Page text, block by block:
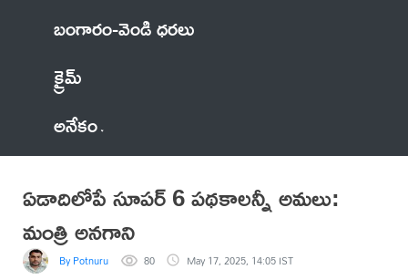
బంగారం-వెండి ధరలు
క్రైమ్
అనేకం
ఏడాదిలోపే సూపర్ 6 పథకాలన్నీ అమలు:
మంత్రి అనగాని
By Potnuru 80 May 17, 2025, 14:05 IST